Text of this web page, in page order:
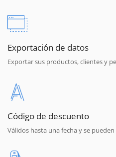
Exportación de datos
Exportar sus productos, clientes y
Código de descuento
Válidos hasta una fecha y se